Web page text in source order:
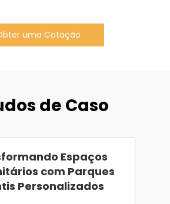
uma Cotação
de Caso
Espaços
com Parques
Personalizados